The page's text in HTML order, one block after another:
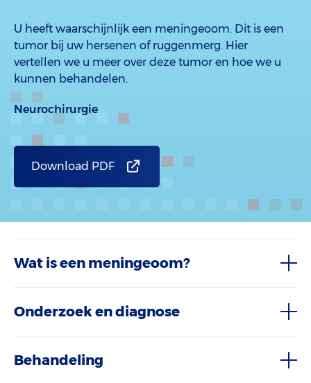
U heeft waarschijnlijk een meningeoom. Dit is een
tumor bij uw hersenen of ruggenmerg. Hier
vertellen we u meer over deze tumor en hoe we u
kunnen behandelen.
Neurochirurgie
Download PDF
Wat is een meningeoom?
Onderzoek en diagnose
Behandeling